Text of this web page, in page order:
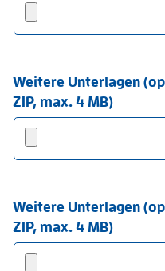
Weitere Unterlagen
ZIP, max. 4 MB)
Weitere Unterlagen
ZIP, max. 4 MB)